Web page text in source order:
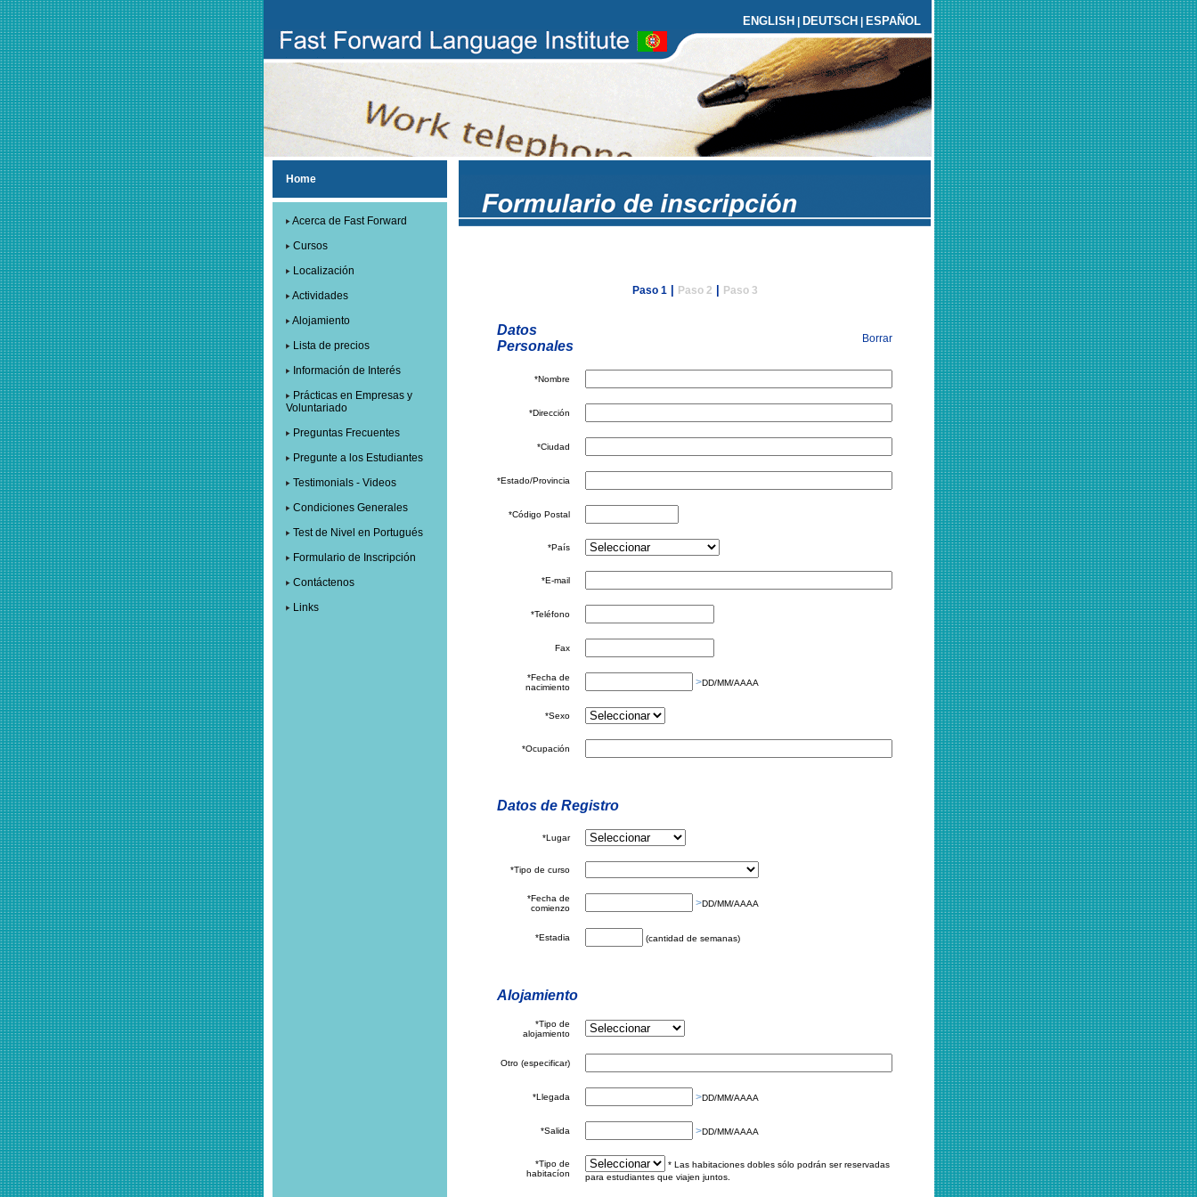
ENGLISH DEUTSCH ESPAÑOL
Home
Acerca de Fast Forward
Cursos
Localización
Actividades
Alojamiento
Lista de precios
Información de Interés
Prácticas en Empresas y
Voluntariado
Preguntas Frecuentes
Pregunte a los Estudiantes
Testimonials - Videos
Condiciones Generales
Test de Nivel en Portugués
Formulario de Inscripción
Contáctenos
Links
Paso 1| Paso 2 Paso 3
Datos
Personales
Borrar
*Nombre
*Dirección
*Ciudad
*Estado/Provincia
*Código Postal
*País
*E-mail
*Teléfono
Fax
*Fecha de
nacimiento
>DD/MM/AAAA
*Sexo
*Ocupación
Datos de Registro
*Lugar
*Tipo de curso
*Fecha de
comienzo
>DD/MM/AAAA
*Estadia (cantidad de semanas)
Alojamiento
*Tipo de
alojamiento
Otro (especificar)
*Llegada >DD/MM/AAAA
*Salida >DD/MM/AAAA
*Tipo de
habitacíon
* Las habitaciones dobles sólo podrán ser reservadas
para estudiantes que viajen juntos.